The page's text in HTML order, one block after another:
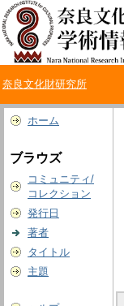
奈良文化財研究所
ホーム
ブラウズ
コミュニティ/
コレクション
発行日
著者
タイトル
主題